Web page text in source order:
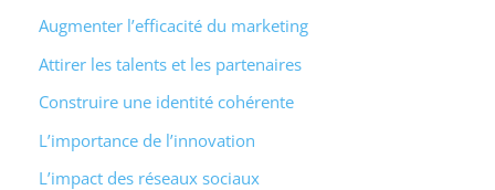
Augmenter l’efficacité du marketing
Attirer les talents et les partenaires
Construire une identité cohérente
L’importance de l’innovation
L’impact des réseaux sociaux